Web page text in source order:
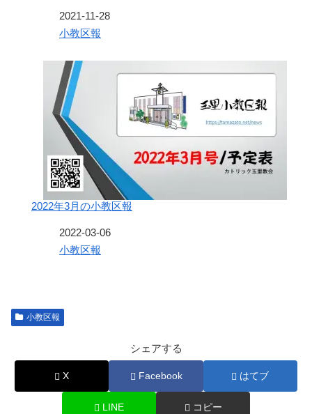
2021-11-28
関連理由小教区報
2022年3月の小教区報
2022-03-06
関連理由小教区報
小教区報
シェアする
X Facebook はてブ
LINE コピー